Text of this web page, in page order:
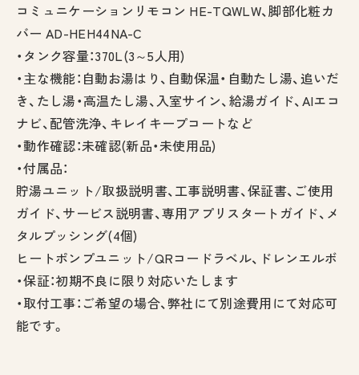
コミュニケーションリモコン HE-TQWLW、脚部化粧カ
バー AD-HEH44NA-C
・タンク容量：370L(3～5人用)
・主な機能：自動お湯はり、自動保温・自動たし湯、追いだ
き、たし湯・高温たし湯、入室サイン、給湯ガイド、AIエコ
ナビ、配管洗浄、キレイキープコートなど
・動作確認：未確認(新品・未使用品)
・付属品：
貯湯ユニット/取扱説明書、工事説明書、保証書、ご使用
ガイド、サービス説明書、専用アプリスタートガイド、メ
タルプッシング(4個)
ヒートポンプユニット/QRコードラベル、ドレンエルボ
・保証：初期不良に限り対応いたします
・取付工事：ご希望の場合、弊社にて別途費用にて対応可
能です。